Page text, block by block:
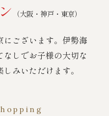
（大阪・神戸・東京）
ございます。伊勢海
しでお子様の大切な
みいただけます。